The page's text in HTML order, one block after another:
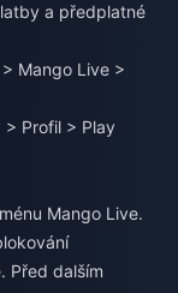
a předplatné
Mango Live >
Profil > Play
Mango Live.
Před dalším